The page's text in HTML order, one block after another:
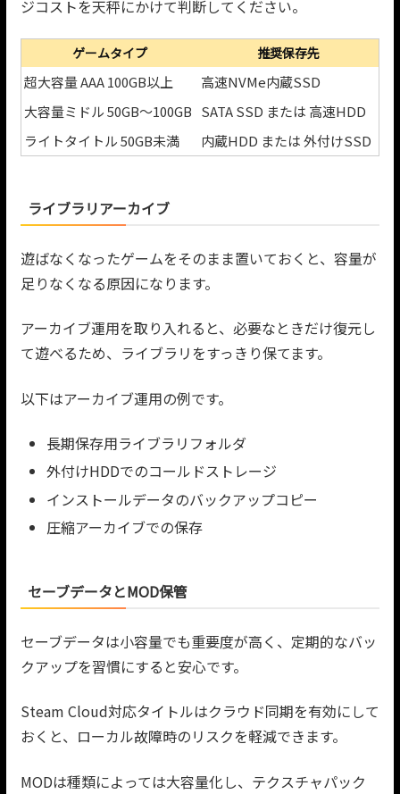
ジコストを天秤にかけて判断してください。
ゲームタイプ 推奨保存先
超大容量 AAA 100GB以上
高速NVMe内蔵SSD
大容量ミドル 50GB〜100GB SATA SSD または 高速HDD
ライトタイトル 50GB未満
内蔵HDD または 外付けSSD
ライブラリアーカイブ
遊ばなくなったゲームをそのまま置いておくと、容量が
足りなくなる原因になります。
アーカイブ運用を取り入れると、必要なときだけ復元し
て遊べるため、ライブラリをすっきり保てます。
以下はアーカイブ運用の例です。
長期保存用ライブラリフォルダ
外付けHDDでのコールドストレージ
インストールデータのバックアップコピー
圧縮アーカイブでの保存
セーブデータとMOD保管
セーブデータは小容量でも重要度が高く、定期的なバッ
クアップを習慣にすると安心です。
Steam Cloud対応タイトルはクラウド同期を有効にして
おくと、ローカル故障時のリスクを軽減できます。
MODは種類によっては大容量化し、テクスチャパック